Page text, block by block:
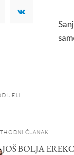
ČLANAK
JOŠ BOLJA